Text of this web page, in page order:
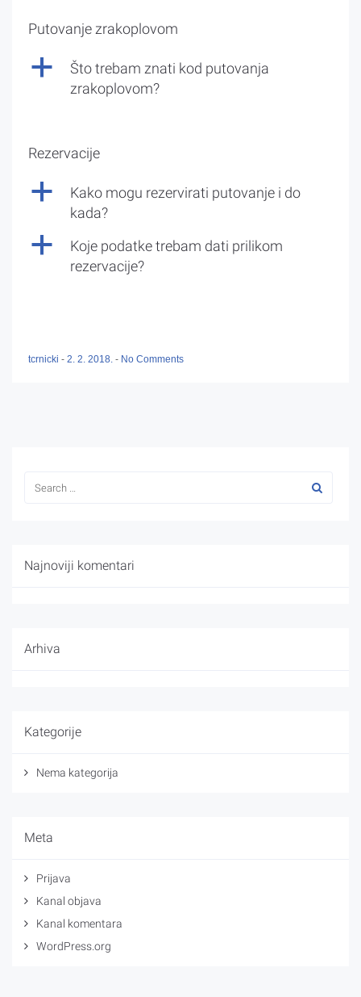
Putovanje zrakoplovom
a
Što trebam znati kod putovanja
zrakoplovom?
Rezervacije
a
Kako mogu rezervirati putovanje i do
kada?
a
Koje podatke trebam dati prilikom
rezervacije?
tcrnicki - 2. 2. 2018. - No Comments
Najnoviji komentari
Arhiva
Kategorije
Nema kategorija
Meta
Prijava
Kanal objava
Kanal komentara
WordPress.org